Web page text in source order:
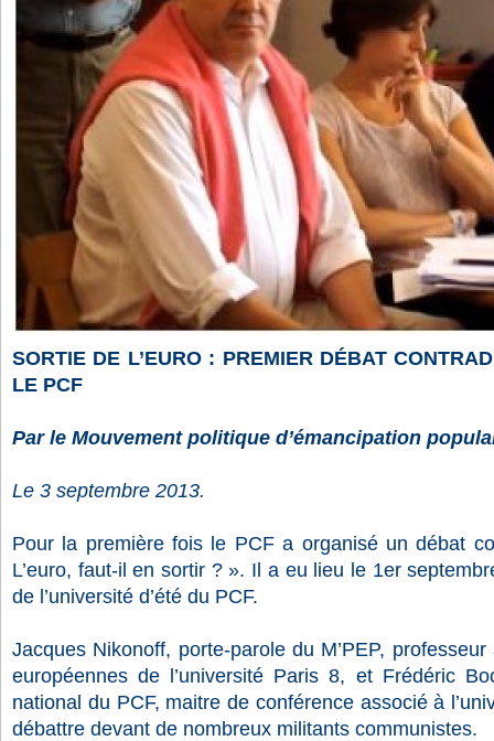
SORTIE DE L’EURO : PREMIER DÉBAT
LE PCF
Par le Mouvement politique d’émancipation
Le 3 septembre 2013.
Pour la première fois le PCF a organisé un débat
L’euro, faut-il en sortir ? ». Il a eu lieu le 1er
de l’université d’été du PCF.
Jacques Nikonoff, porte-parole du M’PEP, professeur
européennes de l’université Paris 8, et Frédéric
national du PCF, maitre de conférence associé à
débattre devant de nombreux militants communistes.